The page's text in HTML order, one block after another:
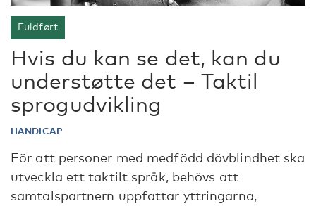
Fuldført
Hvis du kan se det, kan du
understøtte det – Taktil
sprogudvikling
HANDICAP
För att personer med medfödd dövblindhet ska
utveckla ett taktilt språk, behövs att
samtalspartnern uppfattar yttringarna,